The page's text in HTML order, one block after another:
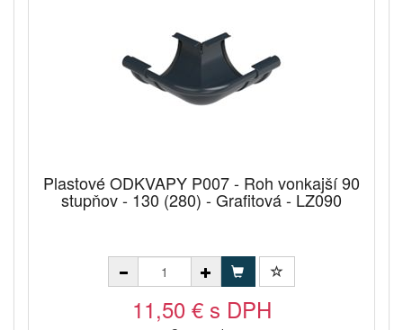
Plastové ODKVAPY P007 - Roh vonkajší 90
stupňov - 130 (280) - Grafitová - LZ090
11,50 € s DPH